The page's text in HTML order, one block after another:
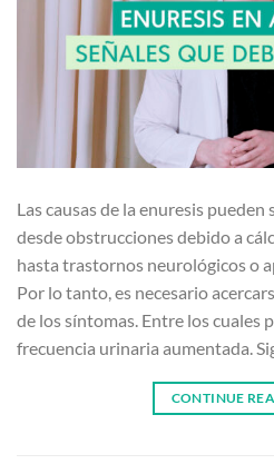
Las causas de la enuresis pueden
desde obstrucciones debido a
hasta trastornos neurológicos o
Por lo tanto, es necesario
de los síntomas. Entre los cuales
frecuencia urinaria aumentada.
CONTINUE